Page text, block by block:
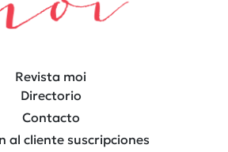
Revista moi
Directorio
Contacto
al cliente suscripciones